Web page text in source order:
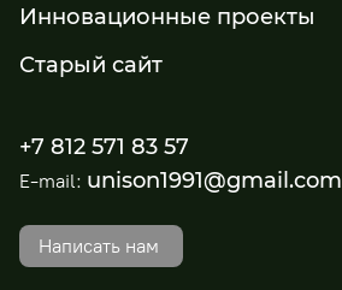
Инновационные проекты
Старый сайт
+7 812 571 83 57
E-mail: unison1991@gmail.com
Написать нам